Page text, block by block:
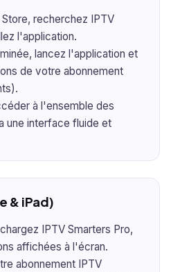
recherchez IPTV
l'application.
lancez l'application et
de votre abonnement
à l'ensemble des
une interface fluide et
& iPad)
IPTV Smarters Pro,
affichées à l'écran.
abonnement IPTV